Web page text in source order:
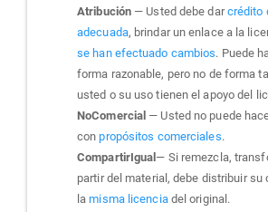
Atribución — Usted debe darcrédito
adecuada, brindar un enlace a la
se han efectuado cambios. Puede
forma razonable, pero no de forma
usted o su uso tienen el apoyo del
NoComercial — Usted no puede
conpropósitos comerciales.
CompartirIgual — Si remezcla,
partir del material, debe distribuir su
lamisma licenciadel original.